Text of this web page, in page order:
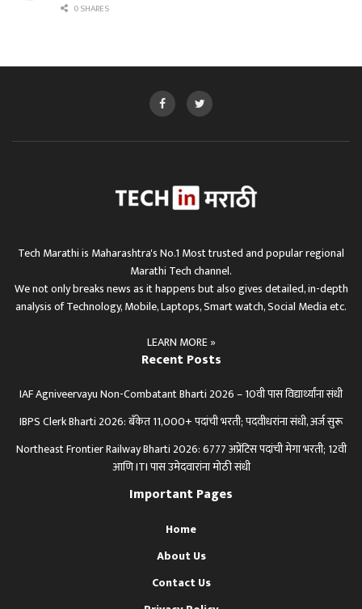
0 SHARES
Tech Marathi is Maharashtra's No.1 Most trusted and popular regional
Marathi Tech channel.
We not only breaks news as it happens but also gives detailed, in-depth
analysis of Technology, Mobile, Laptops, Smart watch, Social Media etc.
LEARN MORE »
Recent Posts
IAF Agniveervayu Non-Combatant Bharti 2026 – 10वी पास विद्यार्थ्यांना संधी
IBPS Clerk Bharti 2026: बँकेत 11,000+ पदांची भरती; पदवीधरांना संधी, अर्ज सुरू
Northeast Frontier Railway Bharti 2026: 6777 अप्रेंटिस पदांची मेगा भरती; 12वी
आणि ITI पास उमेदवारांना मोठी संधी
Important Pages
Home
About Us
Contact Us